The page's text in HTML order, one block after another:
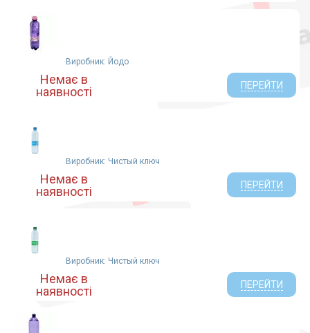
Виробник: Йодо
Немає в
наявності
ПЕРЕЙТИ
Виробник: Чистый ключ
Немає в
наявності
ПЕРЕЙТИ
Виробник: Чистый ключ
Немає в
наявності
ПЕРЕЙТИ